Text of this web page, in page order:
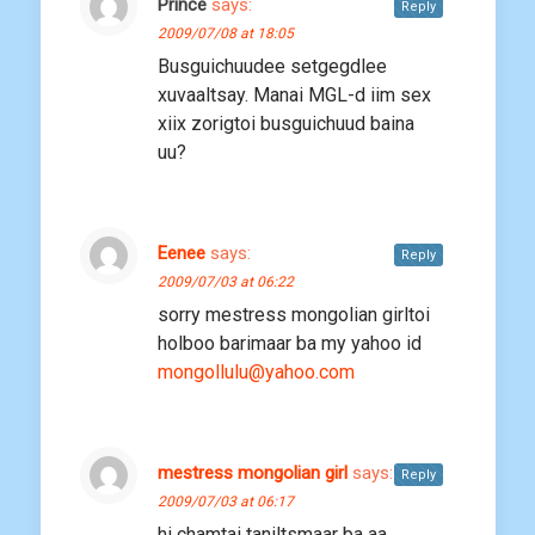
Prince says:
2009/07/08 at 18:05
Busguichuudee setgegdlee
xuvaaltsay. Manai MGL-d iim sex
xiix zorigtoi busguichuud baina
uu?
Reply
Eenee says:
2009/07/03 at 06:22
sorry mestress mongolian girltoi
holboo barimaar ba my yahoo id
mongollulu@yahoo.com
Reply
mestress mongolian girl says:
2009/07/03 at 06:17
Reply